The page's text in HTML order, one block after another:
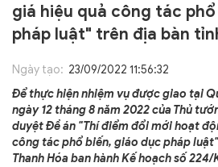
giá hiệu quả công tác
pháp luật" trên địa bàn
Ngày tạo: 23/09/2022 11:56:32
Để thực hiện nhiệm vụ được giao tại
ngày 12 tháng 8 năm 2022 của Thủ
duyệt Đề án "Thí điểm đổi mới hoạt
công tác phổ biến, giáo dục pháp
Thanh Hóa ban hành Kế hoạch số